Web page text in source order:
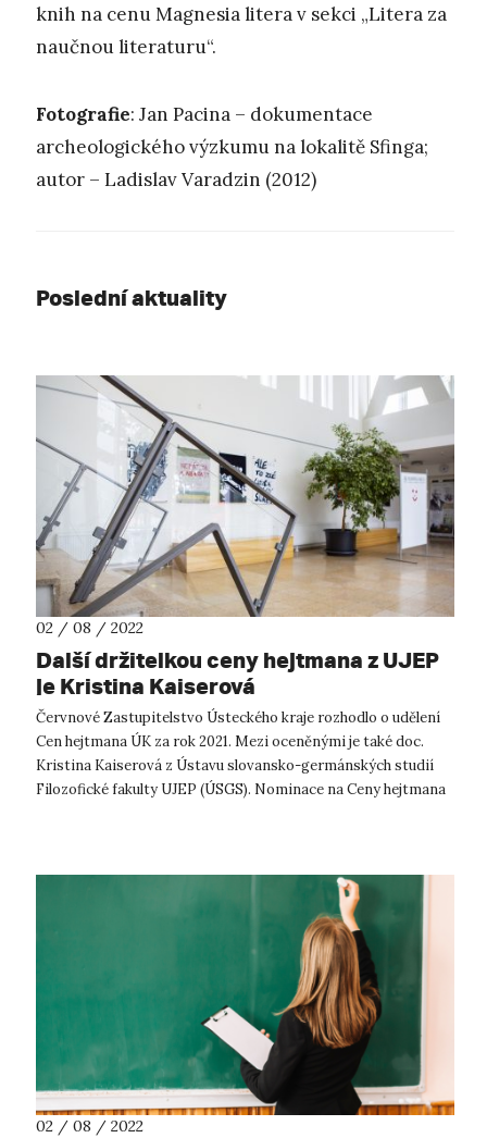
knih na cenu Magnesia litera v sekci „Litera za
naučnou literaturu“.
Fotografie: Jan Pacina – dokumentace
archeologického výzkumu na lokalitě Sfinga;
autor – Ladislav Varadzin (2012)
Poslední aktuality
02 / 08 / 2022
Další držitelkou ceny hejtmana z UJEP
je Kristina Kaiserová
Červnové Zastupitelstvo Ústeckého kraje rozhodlo o udělení
Cen hejtmana ÚK za rok 2021. Mezi oceněnými je také doc.
Kristina Kaiserová z Ústavu slovansko-germánských studií
Filozofické fakulty UJEP (ÚSGS). Nominace na Ceny hejtmana
02 / 08 / 2022